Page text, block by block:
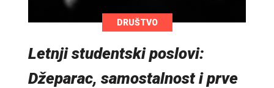
DRUŠTVO
Letnji studentski poslovi:
Džeparac, samostalnost i prve